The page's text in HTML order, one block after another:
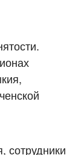
сотрудники